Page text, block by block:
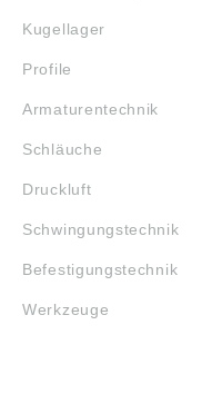
Kugellager
Profile
Armaturentechnik
Schläuche
Druckluft
Schwingungstechnik
Befestigungstechnik
Werkzeuge